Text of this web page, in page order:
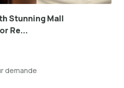
Stunning Mall
Re...
demande